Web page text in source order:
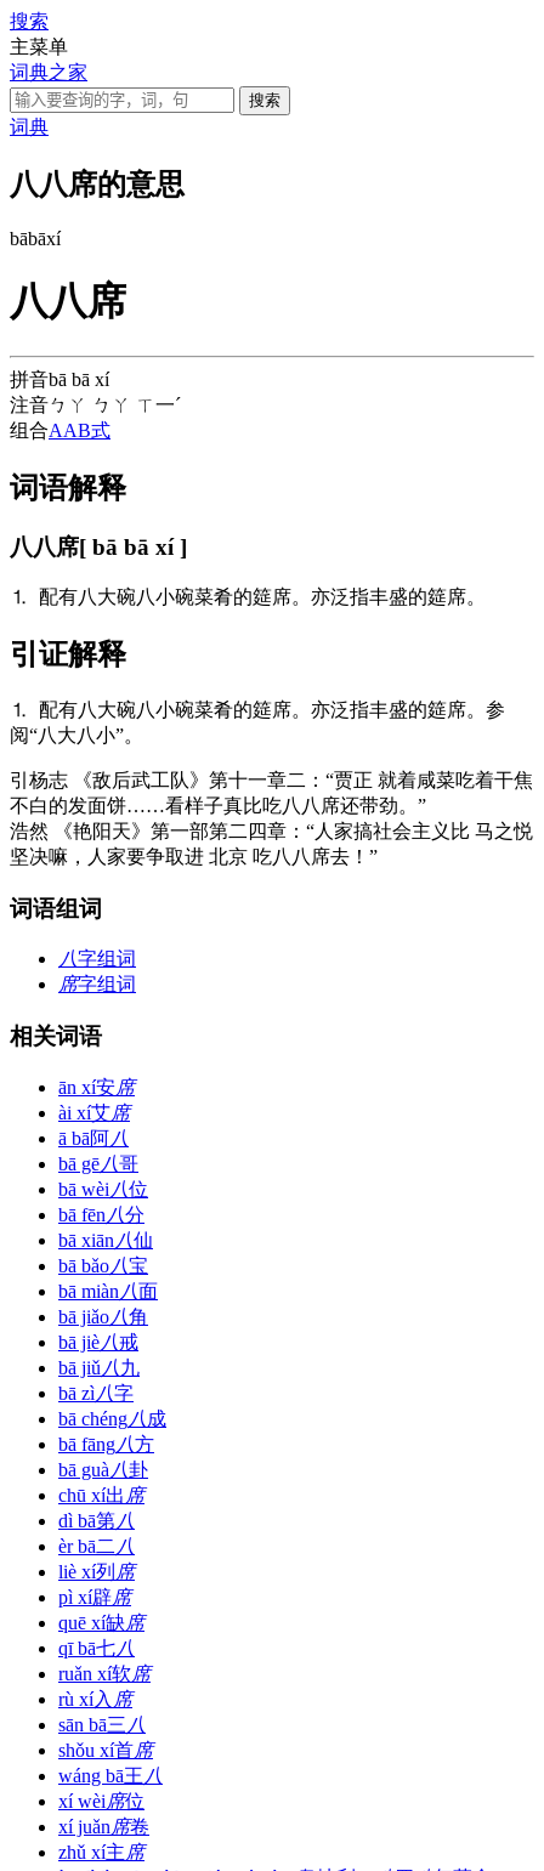
搜索
主菜单
词典之家
词典
八八席的意思
bābāxí
八八席
拼音bā bā xí
注音ㄅㄚ ㄅㄚ ㄒ一ˊ
组合AAB式
词语解释
八八席[ bā bā xí ]
⒈ 配有八大碗八小碗菜肴的筵席。亦泛指丰盛的筵席。
引证解释
⒈ 配有八大碗八小碗菜肴的筵席。亦泛指丰盛的筵席。参
阅“八大八小”。
引 杨志 《敌后武工队》第十一章二：“贾正 就着咸菜吃着干焦
不白的发面饼……看样子真比吃八八席还带劲。”
浩然 《艳阳天》第一部第二四章：“人家搞社会主义比 马之悦
坚决嘛，人家要争取进 北京 吃八八席去！”
词语组词
八字组词
席字组词
相关词语
ān xí安席
ài xí艾席
ā bā阿八
bā gē八哥
bā wèi 八位
bā fēn 八分
bā xiān 八仙
bā bǎo八宝
bā miàn 八面
bā jiǎo八角
bā jiè八戒
bā jiǔ 八九
bā zì八字
bā chéng八 成
bā fāng八方
bā guà 八卦
chū xí出 席
dì bā第八
èr bā二 八
liè xí列 席
pì xí辟席
quē xí缺席
qī bā七八
ruǎn xí软席
rù xí入 席
sān bā三 八
shǒu xí首席
wáng bā王 八
xí wèi席位
xí juǎn席卷
zhǔ xí主席